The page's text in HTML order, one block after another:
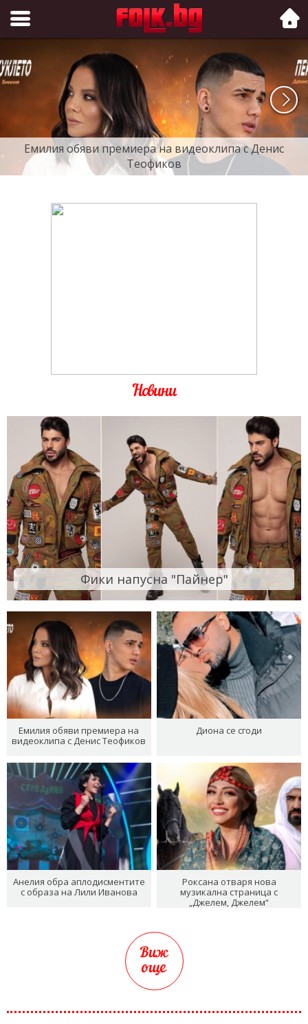
Folk.bg
Емилия обяви премиера на видеоклипа с Денис
Теофиков
Новини
Фики напусна "Пайнер"
Емилия обяви премиера на
видеоклипа с Денис Теофиков
Диона се сгоди
Анелия обра аплодисментите
с образа на Лили Иванова
Роксана отваря нова
музикална страница с
„Джелем, Джелем“
Виж
още